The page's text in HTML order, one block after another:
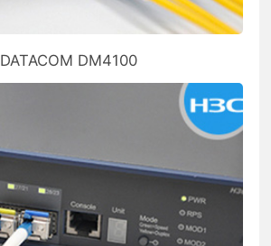
DATACOM DM4100